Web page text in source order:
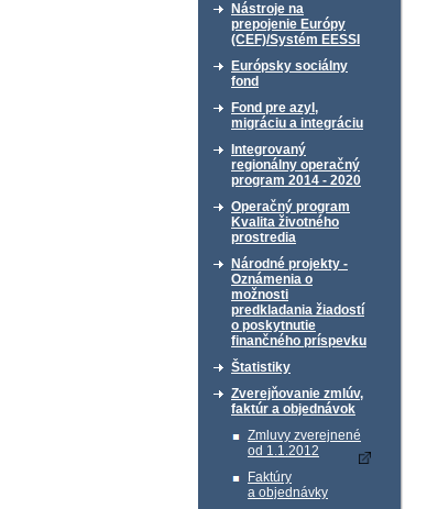
Nástroje na
prepojenie Európy
(CEF)/Systém EESSI
Európsky sociálny
fond
Fond pre azyl,
migráciu a integráciu
Integrovaný
regionálny operačný
program 2014 - 2020
Operačný program
Kvalita životného
prostredia
Národné projekty -
Oznámenia o
možnosti
predkladania žiadostí
o poskytnutie
finančného príspevku
Štatistiky
Zverejňovanie zmlúv,
faktúr a objednávok
Zmluvy zverejnené
od 1.1.2012
Faktúry
a objednávky